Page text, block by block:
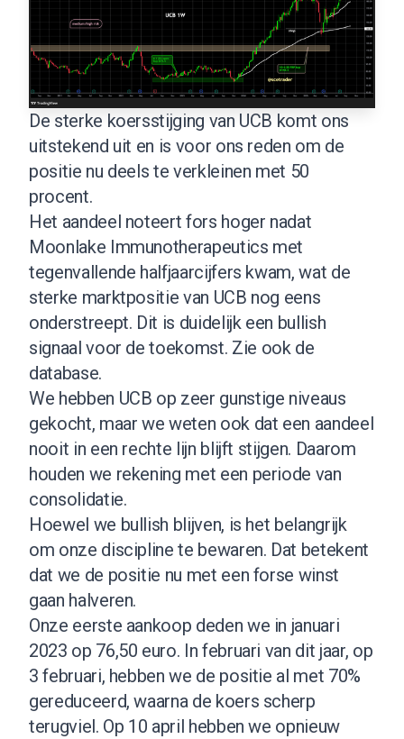
De sterke koersstijging van UCB komt ons
uitstekend uit en is voor ons reden om de
positie nu deels te verkleinen met 50
procent.
Het aandeel noteert fors hoger nadat
Moonlake Immunotherapeutics met
tegenvallende halfjaarcijfers kwam, wat de
sterke marktpositie van UCB nog eens
onderstreept. Dit is duidelijk een bullish
signaal voor de toekomst. Zie ook de
database.
We hebben UCB op zeer gunstige niveaus
gekocht, maar we weten ook dat een aandeel
nooit in een rechte lijn blijft stijgen. Daarom
houden we rekening met een periode van
consolidatie.
Hoewel we bullish blijven, is het belangrijk
om onze discipline te bewaren. Dat betekent
dat we de positie nu met een forse winst
gaan halveren.
Onze eerste aankoop deden we in januari
2023 op 76,50 euro. In februari van dit jaar, op
3 februari, hebben we de positie al met 70%
gereduceerd, waarna de koers scherp
terugviel. Op 10 april hebben we opnieuw